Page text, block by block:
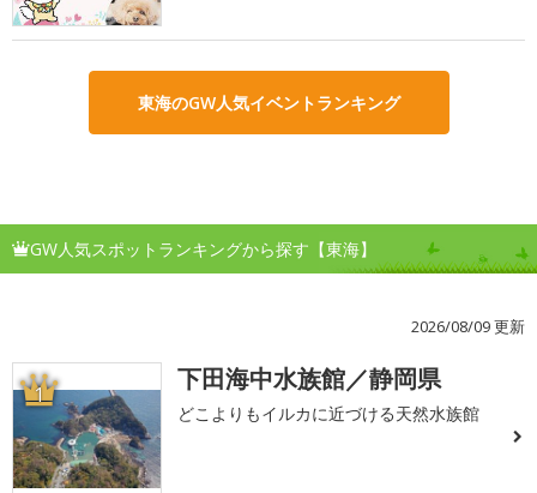
東海のGW人気イベントランキング
GW人気スポットランキングから探す【東海】
2026/08/09 更新
1 下田海中水族館／静岡県
どこよりもイルカに近づける天然水族館